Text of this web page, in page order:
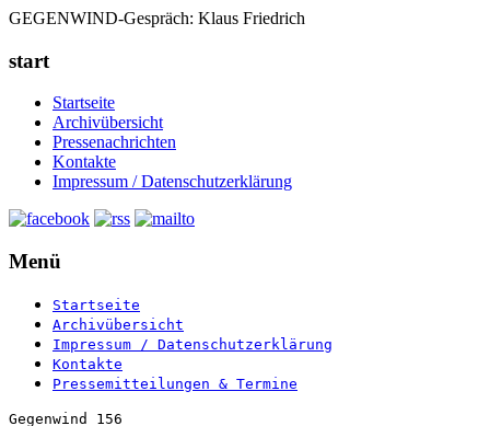
GEGENWIND-Gespräch: Klaus Friedrich
start
Startseite
Archivübersicht
Pressenachrichten
Kontakte
Impressum / Datenschutzerklärung
Menü
Startseite
Archivübersicht
Impressum / Datenschutzerklärung
Kontakte
Pressemitteilungen & Termine
Gegenwind 156